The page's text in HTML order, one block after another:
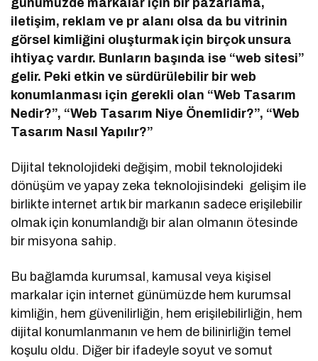
günümüzde markalar için bir pazarlama,
iletişim, reklam ve pr alanı olsa da bu vitrinin
görsel kimliğini oluşturmak için birçok unsura
ihtiyaç vardır. Bunların başında ise “web sitesi”
gelir. Peki etkin ve sürdürülebilir bir web
konumlanması için gerekli olan “Web Tasarım
Nedir?”, “Web Tasarım Niye Önemlidir?”, “Web
Tasarım Nasıl Yapılır?”
Dijital teknolojideki değişim, mobil teknolojideki
dönüşüm ve yapay zeka teknolojisindeki gelişim ile
birlikte internet artık bir markanın sadece erişilebilir
olmak için konumlandığı bir alan olmanın ötesinde
bir misyona sahip.
Bu bağlamda kurumsal, kamusal veya kişisel
markalar için internet günümüzde hem kurumsal
kimliğin, hem güvenilirliğin, hem erişilebilirliğin, hem
dijital konumlanmanın ve hem de bilinirliğin temel
koşulu oldu. Diğer bir ifadeyle soyut ve somut